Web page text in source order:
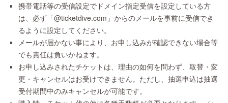
携帯電話等の受信設定でドメイン指定受信を設定している方
は、必ず「@ticketdive.com」からのメールを事前に受信でき
るように設定してください。
メールが届かない事により、お申し込みが確認できない場合等
でも責任は負いかねます。
お申し込みされたチケットは、理由の如何を問わず、取替・変
更・キャンセルはお受けできません。ただし、抽選申込は抽選
受付期間中のみキャンセルが可能です。